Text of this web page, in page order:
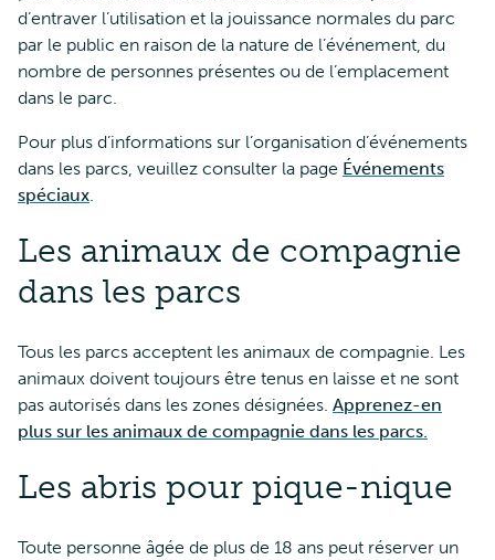
d’entraver l’utilisation et la jouissance normales du parc
par le public en raison de la nature de l’événement, du
nombre de personnes présentes ou de l’emplacement
dans le parc.
Pour plus d’informations sur l’organisation d’événements
dans les parcs, veuillez consulter la page Événements
spéciaux.
Les animaux de compagnie
dans les parcs
Tous les parcs acceptent les animaux de compagnie. Les
animaux doivent toujours être tenus en laisse et ne sont
pas autorisés dans les zones désignées. Apprenez-en
plus sur les animaux de compagnie dans les parcs.
Les abris pour pique-nique
Toute personne âgée de plus de 18 ans peut réserver un